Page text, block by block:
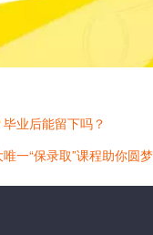
业后能留下吗？
一“保录取”课程助你圆